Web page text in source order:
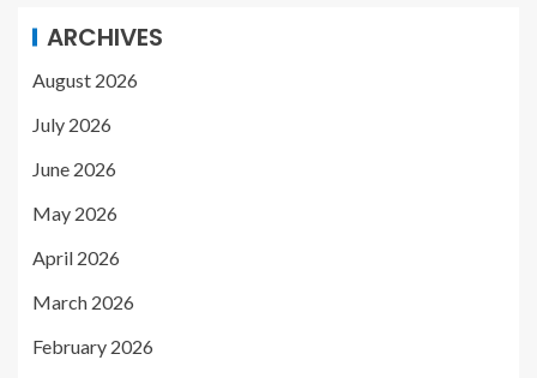
ARCHIVES
August 2026
July 2026
June 2026
May 2026
April 2026
March 2026
February 2026